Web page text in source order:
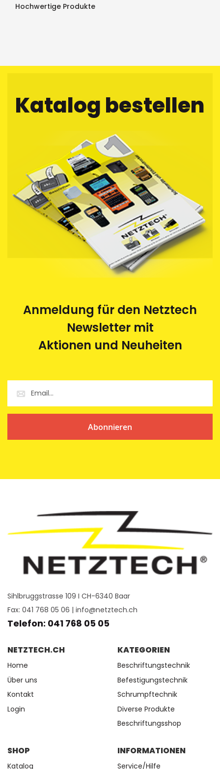
Hochwertige Produkte
Katalog bestellen
Anmeldung für den Netztech
Newsletter mit
Aktionen und Neuheiten
Abonnieren
Sihlbruggstrasse 109 I CH-6340 Baar
Fax: 041 768 05 06 | info@netztech.ch
Telefon: 041 768 05 05
NETZTECH.CH
Home
Über uns
Kontakt
Login
KATEGORIEN
Beschriftungstechnik
Befestigungstechnik
Schrumpftechnik
Diverse Produkte
Beschriftungsshop
SHOP
Katalog
INFORMATIONEN
Service/Hilfe